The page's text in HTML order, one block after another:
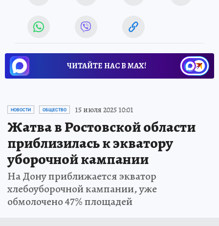
ЧИТАЙТЕ НАС В МАХ!
НОВОСТИ ОБЩЕСТВО 15 июля 2025 10:01
Жатва в Ростовской области
приблизилась к экватору
уборочной кампании
На Дону приближается экватор
хлебоуборочной кампании, уже
обмолочено 47% площадей